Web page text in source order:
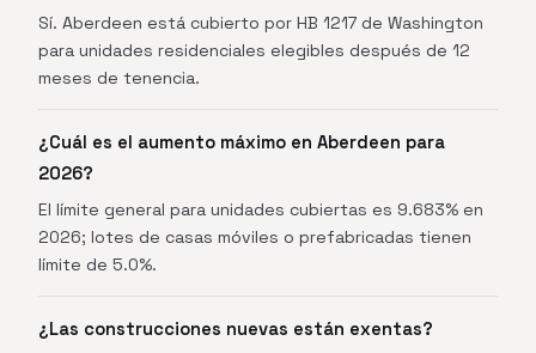
Sí. Aberdeen está cubierto por HB 1217 de Washington
para unidades residenciales elegibles después de 12
meses de tenencia.
¿Cuál es el aumento máximo en Aberdeen para
2026?
El límite general para unidades cubiertas es 9.683% en
2026; lotes de casas móviles o prefabricadas tienen
límite de 5.0%.
¿Las construcciones nuevas están exentas?